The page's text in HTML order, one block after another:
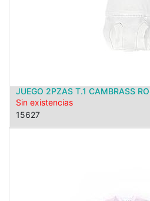
JUEGO 2PZAS T.1 CAMBRASS
Sin existencias
15627